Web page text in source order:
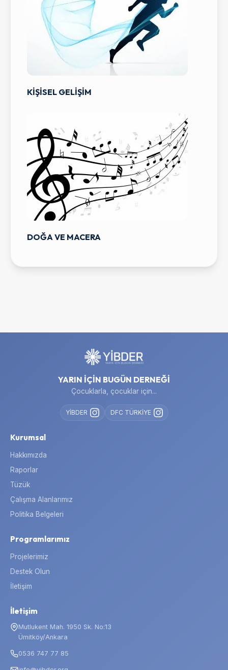
KİŞİSEL GELİŞİM
DOĞA VE MACERA
YARIN İÇİN BUGÜN DERNEĞİ
Çocuklarla, çocuklar için...
YİBDER DFC TÜRKİYE
Kurumsal
Hakkımızda
Raporlar
Tüzük
Çalışma Alanlarımız
Politika Belgeleri
Programlarımız
Projelerimiz
Destek Olun
İletişim
İletişim
Mutlukent Mah. 1950 Sk. No:13
Ümitköy/Ankara
0536 747 77 85